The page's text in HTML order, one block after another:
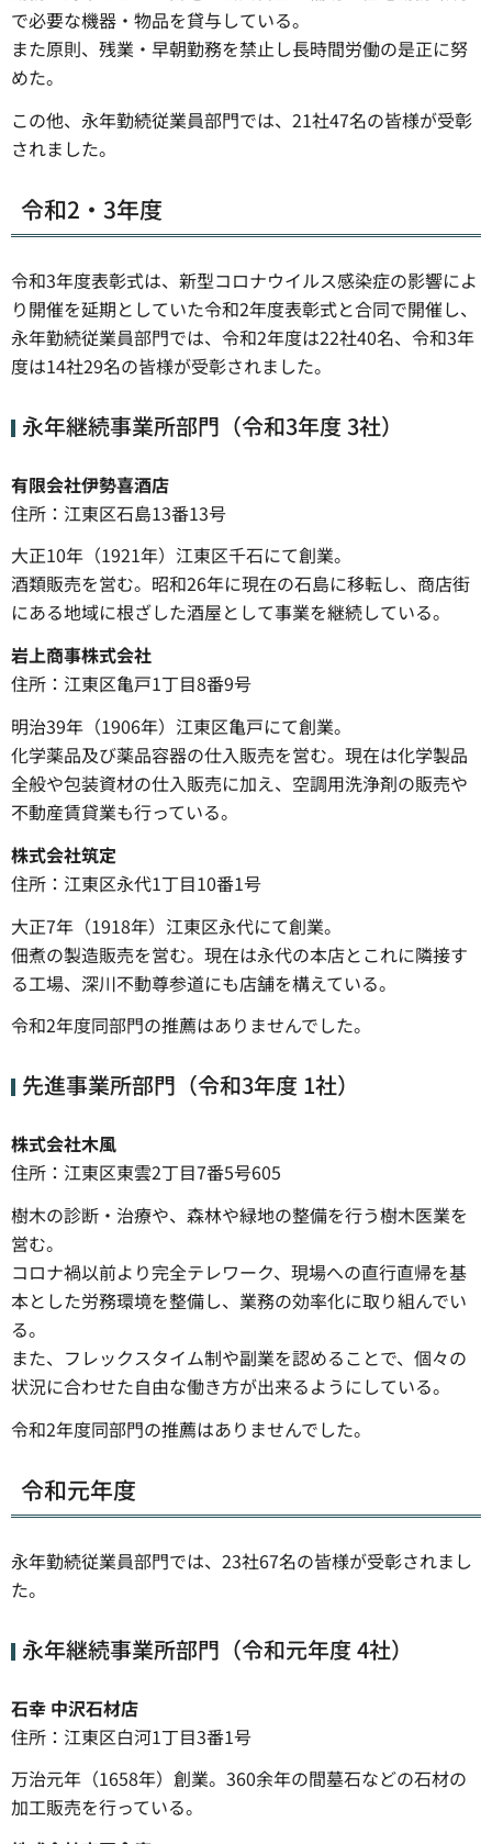
で必要な機器・物品を貸与している。
また原則、残業・早朝勤務を禁止し長時間労働の是正に努
めた。
この他、永年勤続従業員部門では、21社47名の皆様が受彰
されました。
令和2・3年度
令和3年度表彰式は、新型コロナウイルス感染症の影響によ
り開催を延期としていた令和2年度表彰式と合同で開催し、
永年勤続従業員部門では、令和2年度は22社40名、令和3年
度は14社29名の皆様が受彰されました。
永年継続事業所部門（令和3年度 3社）
有限会社伊勢喜酒店
住所：江東区石島13番13号
大正10年（1921年）江東区千石にて創業。
酒類販売を営む。昭和26年に現在の石島に移転し、商店街
にある地域に根ざした酒屋として事業を継続している。
岩上商事株式会社
住所：江東区亀戸1丁目8番9号
明治39年（1906年）江東区亀戸にて創業。
化学薬品及び薬品容器の仕入販売を営む。現在は化学製品
全般や包装資材の仕入販売に加え、空調用洗浄剤の販売や
不動産賃貸業も行っている。
株式会社筑定
住所：江東区永代1丁目10番1号
大正7年（1918年）江東区永代にて創業。
佃煮の製造販売を営む。現在は永代の本店とこれに隣接す
る工場、深川不動尊参道にも店舗を構えている。
令和2年度同部門の推薦はありませんでした。
先進事業所部門（令和3年度 1社）
株式会社木風
住所：江東区東雲2丁目7番5号605
樹木の診断・治療や、森林や緑地の整備を行う樹木医業を
営む。
コロナ禍以前より完全テレワーク、現場への直行直帰を基
本とした労務環境を整備し、業務の効率化に取り組んでい
る。
また、フレックスタイム制や副業を認めることで、個々の
状況に合わせた自由な働き方が出来るようにしている。
令和2年度同部門の推薦はありませんでした。
令和元年度
永年勤続従業員部門では、23社67名の皆様が受彰されまし
た。
永年継続事業所部門（令和元年度 4社）
石幸 中沢石材店
住所：江東区白河1丁目3番1号
万治元年（1658年）創業。360余年の間墓石などの石材の
加工販売を行っている。